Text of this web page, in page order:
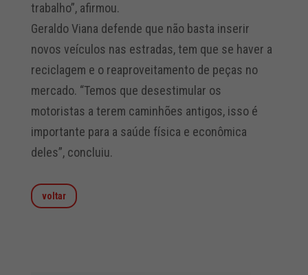
trabalho”, afirmou.
Geraldo Viana defende que não basta inserir
novos veículos nas estradas, tem que se haver a
reciclagem e o reaproveitamento de peças no
mercado. “Temos que desestimular os
motoristas a terem caminhões antigos, isso é
importante para a saúde física e econômica
deles”, concluiu.
voltar